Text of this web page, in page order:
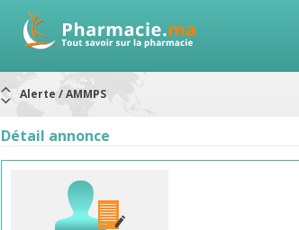
Alerte / AMMPS
ARRÊT DE COMMERCIALISATION
Rappel de lots : préparations lactées
Détail annonce